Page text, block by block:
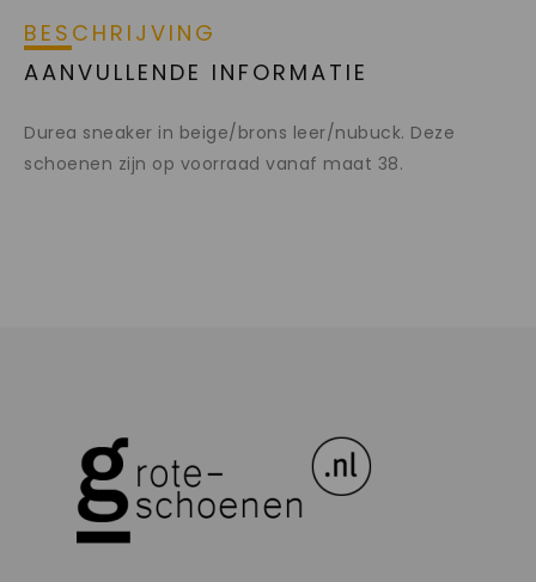
BESCHRIJVING
AANVULLENDE INFORMATIE
Durea sneaker in beige/brons leer/nubuck. Deze
schoenen zijn op voorraad vanaf maat 38.